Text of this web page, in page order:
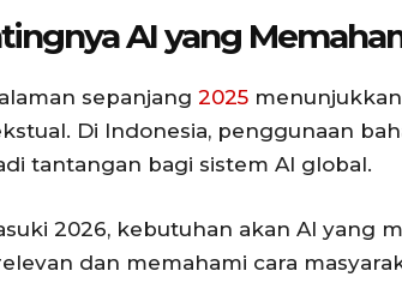
AI yang
sepanjang 2025
Di Indonesia, penggunaan
tantangan bagi sistem AI global.
2026, kebutuhan akan AI yang
dan memahami cara